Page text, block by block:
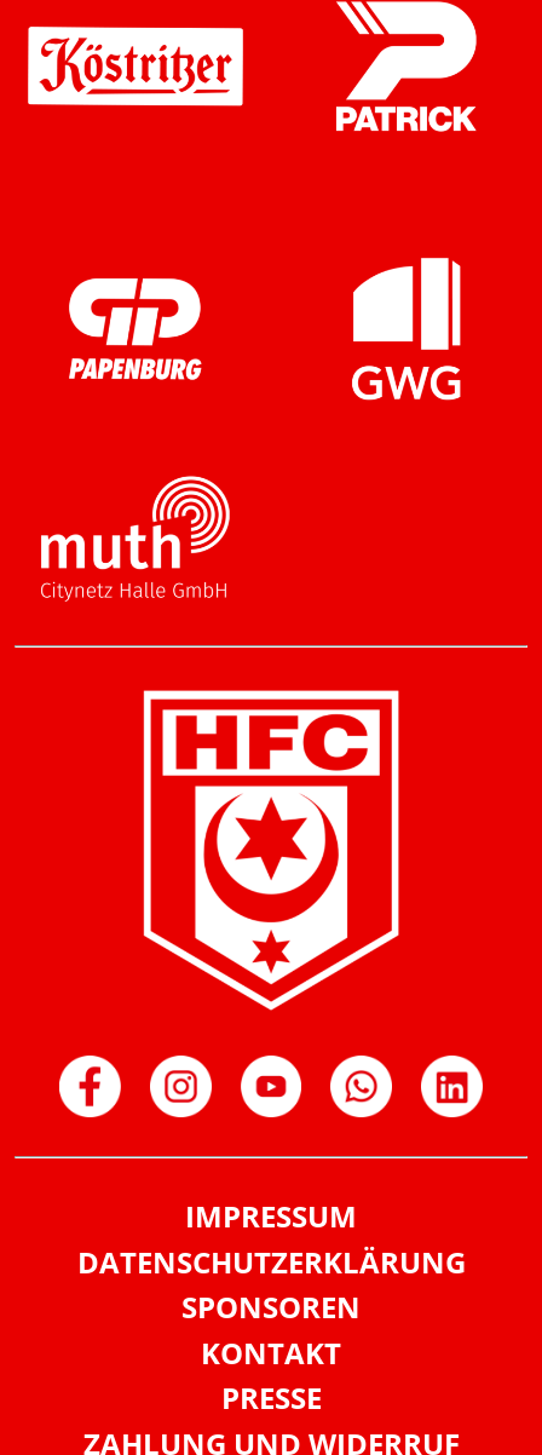
IMPRESSUM
DATENSCHUTZERKLÄRUNG
SPONSOREN
KONTAKT
PRESSE
ZAHLUNG UND WIDERRUF